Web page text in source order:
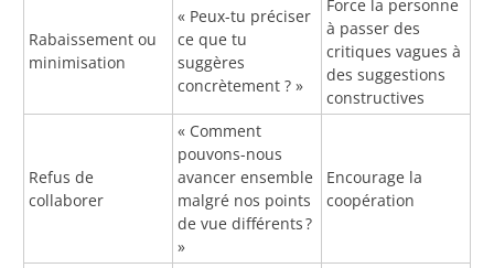
Rabaissement ou
minimisation
« Peux-tu préciser
ce que tu
suggères
concrètement ? »
Force la personne
à passer des
critiques vagues à
des suggestions
constructives
Refus de
collaborer
« Comment
pouvons-nous
avancer ensemble
malgré nos points
de vue différents ?
»
Encourage la
coopération